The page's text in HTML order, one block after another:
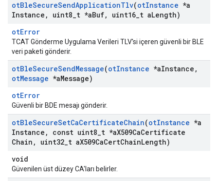
otBleSecureSendApplicationTlv(otInstance *a
Instance , uint8 t *aBuf, uint16 t aLength)
otError
TCAT Gönderme Uygulama Verileri TLV'si içeren güvenli bir BLE
veri paketi gönderir.
otBleSecureSendMessage(otInstance *aInstance ,
otMessage *aMessage)
otError
Güvenli bir BDE mesajı gönderir.
otBleSecureSetCaCertificateChain(otInstance *a
Instance , const uint8 t *aX509CaCertificate
Chain , uint32 t aX509CaCertChainLength)
void
Güvenilen üst düzey CA'ları belirler.